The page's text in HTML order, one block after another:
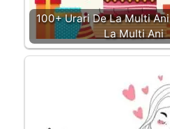
100+ Urari De La Multi
La Multi Ani